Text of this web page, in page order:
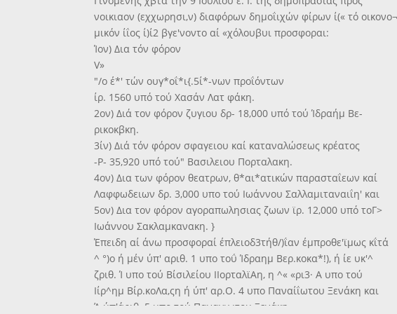
νοικιαον (εχχωρησι,ν) διαφόρων δημοΐιχών φίρων ί(« τό οικονο¬
μικόν ίΐος ί)ί2 βγε'νοντο αί «χόλουβυι προσφοραι:
Ίον) Δια τόν φόρον
V»
"/ο έ*' τών ουγ*οΐ*ι{.5ί*-νων προΐόντων
ίρ. 1560 υπό τού Χασάν Λατ φάκη.
2ον) Διά τον φόρον ζυγιου δρ- 18,000 υπό τού Ίδραήμ Βε-
ρικοκβκη.
3ίν) Διά τόν φόρον σφαγειου καί καταναλώσεως κρέατος
-Ρ- 35,920 υπό τού" Βασιλειου Πορταλακη.
4ον) Δια των φόρον θεατρων, θ*αι*ατικών παρασταΐεων καί
Λαφφωδειων δρ. 3,000 υπο τού Ιωάννου Σαλλαμιταναιΐη' και
5ον) Δια τον φόρον αγοραπωλησιας ζωων ϊρ. 12,000 υπό τοΓ>
Ιωάννου Σακλαμκανακη. }
Έπειδη αί άνω προσφοραί έπλειοδ3τήθ/)ΐαν έμπροθε'ϊμως κΐτά
^ °)ο ή μέν ύπ' αριθ. 1 υπο τοΰ Ίδραημ Βερ.κοκα*!), ή ίε υκ'^
ζριθ. Ί υπο τού Βίσιλείου ΙΙορταλϊΑη, η ^« «ρι3· Α υπο τού
Ιίρ^ημ Βίρ.κοΛα,ςη ή ύπ' αρ.Ο. 4 υπο Παναίΐωτου Ξενάκη και
Ά ύπ'άριθ. 5 υπο τού Παναγιωτου Ξενάκη.